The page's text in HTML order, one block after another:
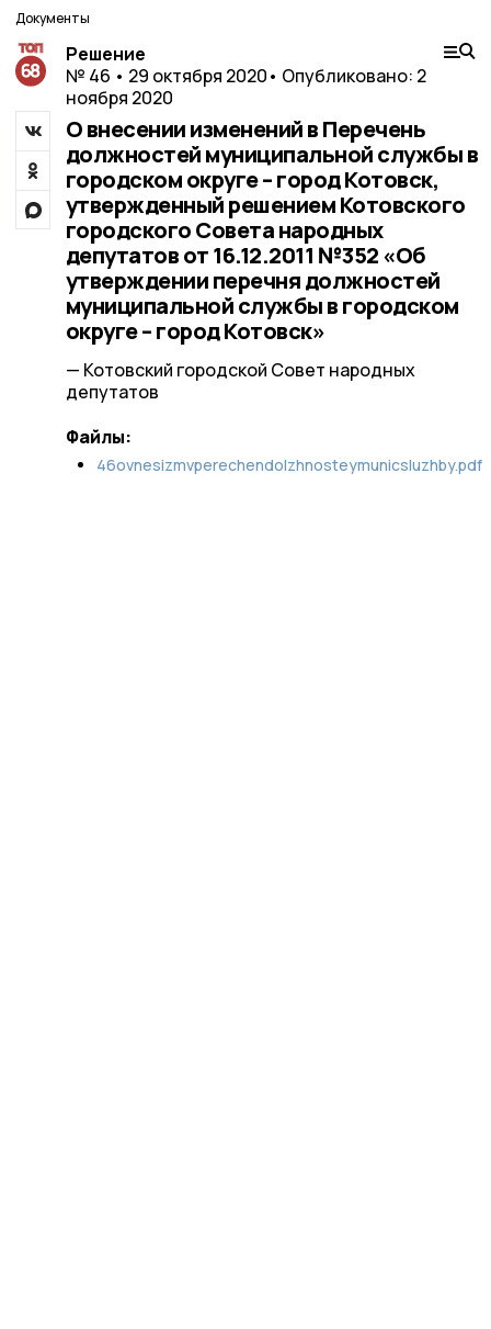
Документы
Решение
№ 46 • 29 октября 2020• Опубликовано: 2
ноября 2020
О внесении изменений в Перечень
должностей муниципальной службы в
городском округе – город Котовск,
утвержденный решением Котовского
городского Совета народных
депутатов от 16.12.2011 №352 «Об
утверждении перечня должностей
муниципальной службы в городском
округе – город Котовск»
— Котовский городской Совет народных
депутатов
Файлы:
46ovnesizmvperechendolzhnosteymunicsluzhby.pdf